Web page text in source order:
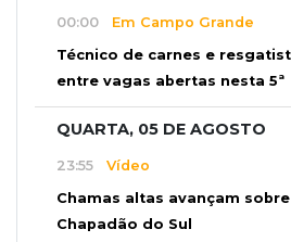
00:00 Em Campo Grande
Técnico de carnes e
entre vagas abertas nesta 5ª
QUARTA, 05 DE AGOSTO
23:55 Vídeo
Chamas altas avançam
Chapadão do Sul